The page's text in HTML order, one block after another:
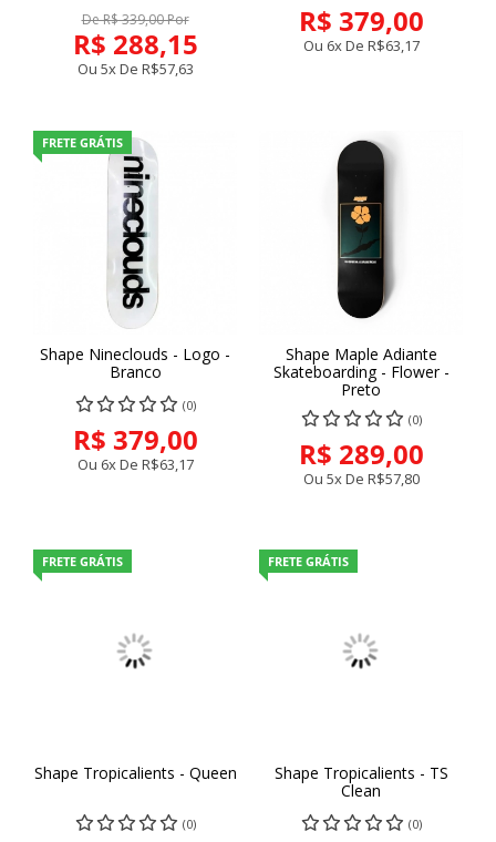
De R$ 339,00 Por
R$ 288,15
Ou 5x De R$57,63
R$ 379,00
Ou 6x De R$63,17
FRETE GRÁTIS
Shape Nineclouds - Logo -
Branco
(0)
R$ 379,00
Ou 6x De R$63,17
Shape Maple Adiante
Skateboarding - Flower -
Preto
(0)
R$ 289,00
Ou 5x De R$57,80
FRETE GRÁTIS
Shape Tropicalients - Queen
(0)
FRETE GRÁTIS
Shape Tropicalients - TS
Clean
(0)